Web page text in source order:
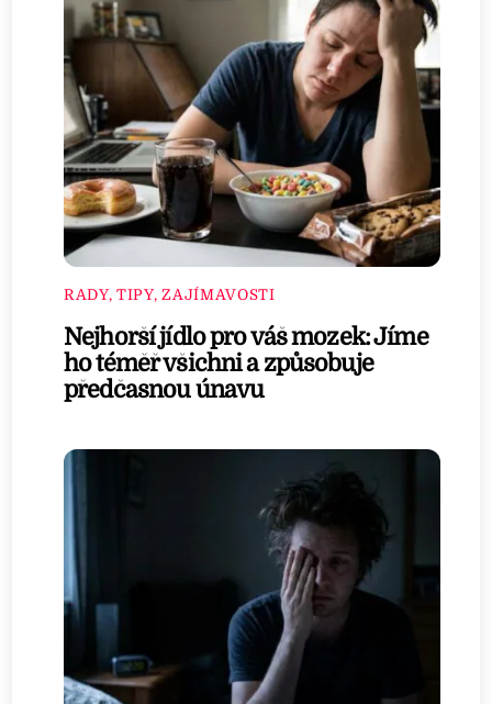
RADY, TIPY, ZAJÍMAVOSTI
Nejhorší jídlo pro váš mozek: Jíme
ho téměř všichni a způsobuje
předčasnou únavu